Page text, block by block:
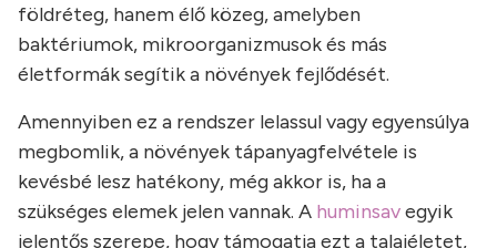
földréteg, hanem élő közeg, amelyben
baktériumok, mikroorganizmusok és más
életformák segítik a növények fejlődését.
Amennyiben ez a rendszer lelassul vagy egyensúlya
megbomlik, a növények tápanyagfelvétele is
kevésbé lesz hatékony, még akkor is, ha a
szükséges elemek jelen vannak. A huminsavegyik
jelentős szerepe, hogy támogatja ezt a talajéletet,